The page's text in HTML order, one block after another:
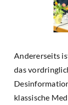
Andererseits
das
klassische